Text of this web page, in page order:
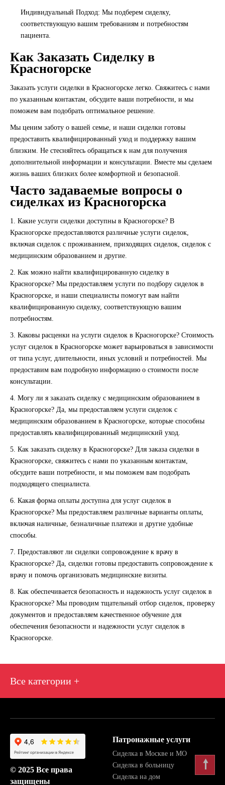
Индивидуальный Подход: Мы подберем сиделку,
соответствующую вашим требованиям и потребностям
пациента.
Как Заказать Сиделку в
Красногорске
Заказать услуги сиделки в Красногорске легко. Свяжитесь с нами
по указанным контактам, обсудите ваши потребности, и мы
поможем вам подобрать оптимальное решение.
Мы ценим заботу о вашей семье, и наши сиделки готовы
предоставить квалифицированный уход и поддержку вашим
близким. Не стесняйтесь обращаться к нам для получения
дополнительной информации и консультации. Вместе мы сделаем
жизнь ваших близких более комфортной и безопасной.
Часто задаваемые вопросы о
сиделках из Красногорска
1. Какие услуги сиделки доступны в Красногорске? В
Красногорске предоставляются различные услуги сиделок,
включая сиделок с проживанием, приходящих сиделок, сиделок с
медицинским образованием и другие.
2. Как можно найти квалифицированную сиделку в
Красногорске? Мы предоставляем услуги по подбору сиделок в
Красногорске, и наши специалисты помогут вам найти
квалифицированную сиделку, соответствующую вашим
потребностям.
3. Каковы расценки на услуги сиделок в Красногорске? Стоимость
услуг сиделок в Красногорске может варьироваться в зависимости
от типа услуг, длительности, иных условий и потребностей. Мы
предоставим вам подробную информацию о стоимости после
консультации.
4. Могу ли я заказать сиделку с медицинским образованием в
Красногорске? Да, мы предоставляем услуги сиделок с
медицинским образованием в Красногорске, которые способны
предоставлять квалифицированный медицинский уход.
5. Как заказать сиделку в Красногорске? Для заказа сиделки в
Красногорске, свяжитесь с нами по указанным контактам,
обсудите ваши потребности, и мы поможем вам подобрать
подходящего специалиста.
6. Какая форма оплаты доступна для услуг сиделок в
Красногорске? Мы предоставляем различные варианты оплаты,
включая наличные, безналичные платежи и другие удобные
способы.
7. Предоставляют ли сиделки сопровождение к врачу в
Красногорске? Да, сиделки готовы предоставить сопровождение к
врачу и помочь организовать медицинские визиты.
8. Как обеспечивается безопасность и надежность услуг сиделок в
Красногорске? Мы проводим тщательный отбор сиделок, проверку
документов и предоставляем качественное обучение для
обеспечения безопасности и надежности услуг сиделок в
Красногорске.
Все категории +
© 2025 Все права
защищены
Патронажные услуги
Сиделка в Москве и МО
Сиделка в больницу
Сиделка на дом
🠕